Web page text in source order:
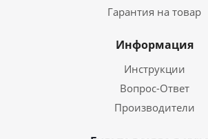
Гарантия на товар
Информация
Инструкции
Вопрос-Ответ
Производители